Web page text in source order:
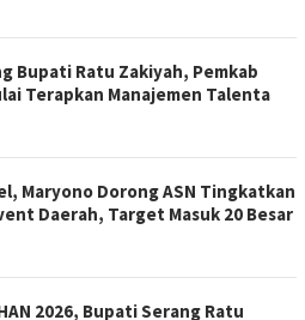
Bupati Ratu Zakiyah, Pemkab
Terapkan Manajemen Talenta
Maryono Dorong ASN Tingkatkan
Daerah, Target Masuk 20 Besar
2026, Bupati Serang Ratu